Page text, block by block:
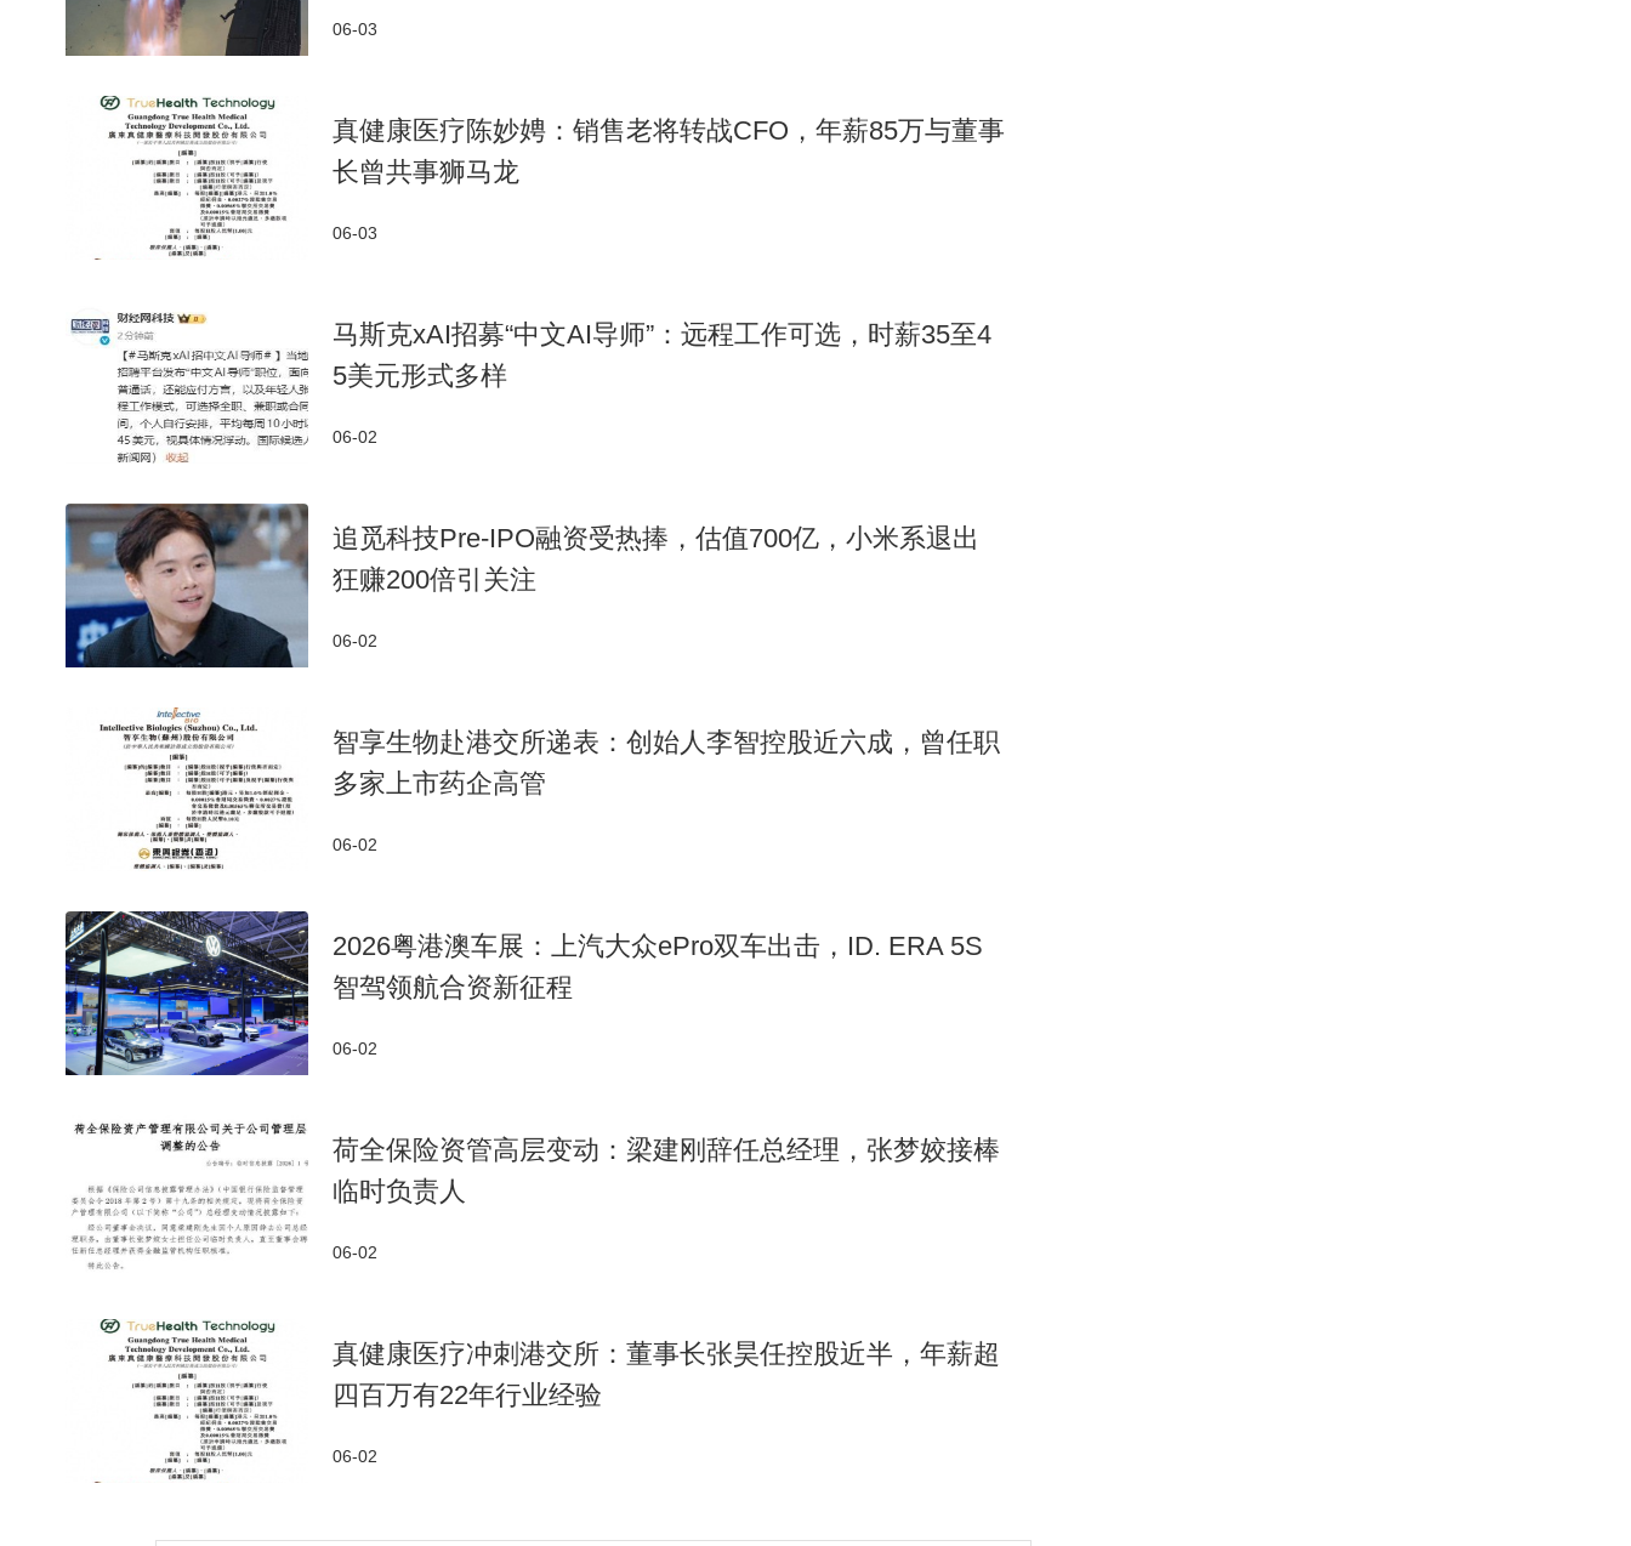
06-03
真健康医疗陈妙娉：销售老将转战CFO，年薪85万与董事
长曾共事狮马龙
06-03
马斯克xAI招募“中文AI导师”：远程工作可选，时薪35至4
5美元形式多样
06-02
追觅科技Pre-IPO融资受热捧，估值700亿，小米系退出
狂赚200倍引关注
06-02
智享生物赴港交所递表：创始人李智控股近六成，曾任职
多家上市药企高管
06-02
2026粤港澳车展：上汽大众ePro双车出击，ID. ERA 5S
智驾领航合资新征程
06-02
荷全保险资管高层变动：梁建刚辞任总经理，张梦姣接棒
临时负责人
06-02
真健康医疗冲刺港交所：董事长张昊任控股近半，年薪超
四百万有22年行业经验
06-02